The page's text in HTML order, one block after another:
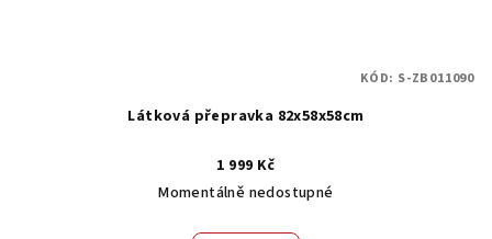
Látková přepravka 82x58x58cm
1 999 Kč
Momentálně nedostupné
KÓD: S-ZB011090